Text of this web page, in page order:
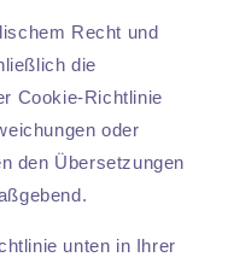
Recht und
die
Cookie-Richtlinie
oder
den Übersetzungen
unten in Ihrer